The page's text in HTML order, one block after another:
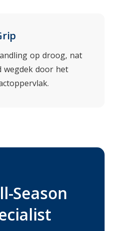
op droog, nat
wegdek door het
Season